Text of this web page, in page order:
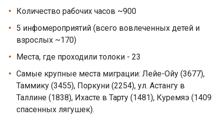
Количество рабочих часов ~900
5 инфомероприятий (всего вовлеченных детей и
взрослых ~170)
Места, где проходили толоки - 23
Самые крупные места миграции: Лейе-Ойу (3677),
Таммику (3455), Поркуни (2254), ул. Астангу в
Таллине (1838), Ихасте в Тарту (1481), Куремяэ (1409
спасенных лягушек).